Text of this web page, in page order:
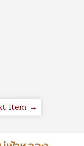
Item →